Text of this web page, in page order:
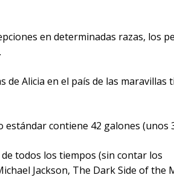
en determinadas razas, los
de Alicia en el país de las maravillas
contiene 42 galones (unos
todos los tiempos (sin contar los
Jackson, The Dark Side of the